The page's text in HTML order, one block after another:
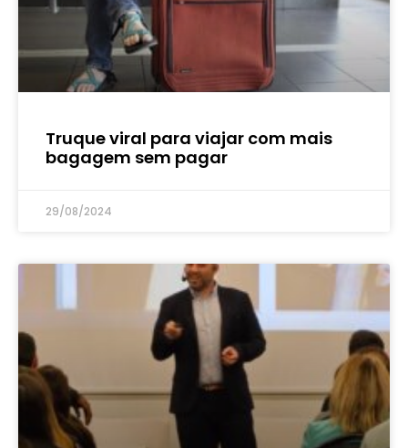
Truque viral para viajar com mais
bagagem sem pagar
29/08/2024